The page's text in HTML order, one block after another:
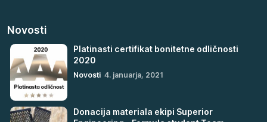
Novosti
Platinasti certifikat bonitetne odličnosti
2020
Novosti 4. januarja, 2021
Donacija materiala ekipi Superior